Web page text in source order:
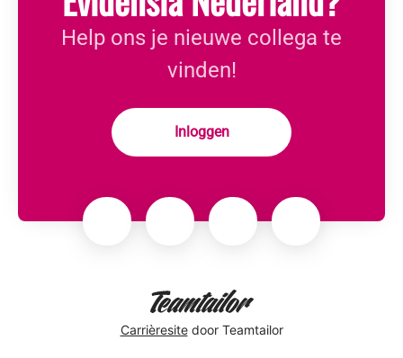
Help ons je nieuwe collega te
vinden!
Inloggen
Carrièresitedoor Teamtailor